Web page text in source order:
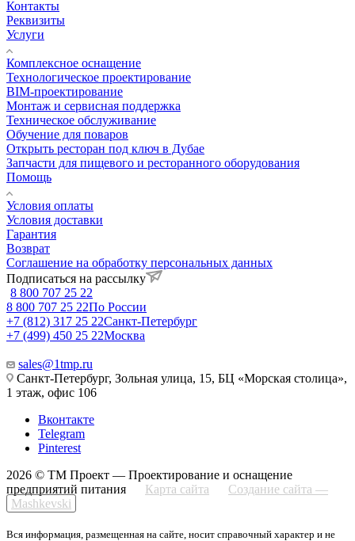
Контакты
Реквизиты
Услуги
Комплексное оснащение
Технологическое проектирование
BIM-проектирование
Монтаж и сервисная поддержка
Техническое обслуживание
Обучение для поваров
Открыть ресторан под ключ в Дубае
Запчасти для пищевого и ресторанного оборудования
Помощь
Условия оплаты
Условия доставки
Гарантия
Возврат
Соглашение на обработку персональных данных
Подписаться на рассылку
8 800 707 25 22
8 800 707 25 22По России
+7 (812) 317 25 22Санкт-Петербург
+7 (499) 450 25 22Москва
sales@1tmp.ru
Санкт-Петербург, Зольная улица, 15, БЦ «Морская столица»,
1 этаж, офис 106
Вконтакте
Telegram
Pinterest
2026 © ТМ Проект — Проектирование и оснащение
предприятий питания
Карта сайта
Создание сайта —
Mashkevski
Вся информация, размещенная на сайте, носит справочный характер и не